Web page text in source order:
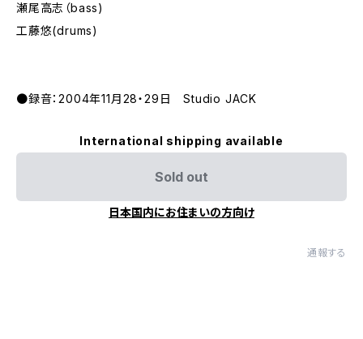
瀬尾高志（bass)
工藤悠(drums)
●録音：2004年11月28・29日 Studio JACK
International shipping available
Sold out
日本国内にお住まいの方向け
通報する